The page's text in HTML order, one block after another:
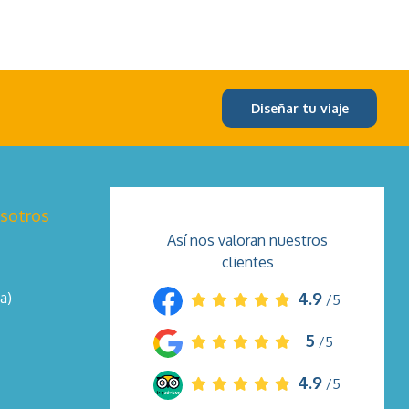
Diseñar tu viaje
Así nos valoran nuestros
clientes
4.9 /5
5 /5
4.9 /5